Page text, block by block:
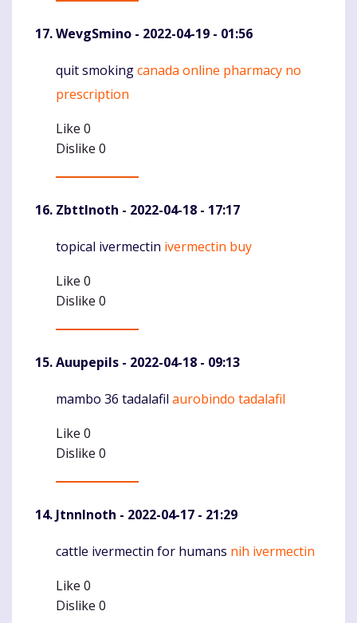
WevgSmino - 2022-04-19 - 01:56
Komentaras
quit smokingcanada online pharmacy no
prescription
Like 0
Dislike 0
ZbttInoth - 2022-04-18 - 17:17
Komentaras
topical ivermectin ivermectin buy
Like 0
Dislike 0
Auupepils - 2022-04-18 - 09:13
Komentaras
mambo 36 tadalafil aurobindo tadalafil
Like 0
Dislike 0
JtnnInoth - 2022-04-17 - 21:29
Komentaras
cattle ivermectin for humans nih ivermectin
Like 0
Dislike 0